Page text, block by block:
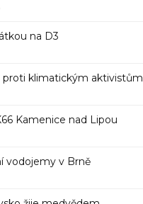
na D3
proti klimatickým aktivistům
Kamenice nad Lipou
vodojemy v Brně